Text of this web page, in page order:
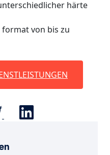
härte
von bis zu